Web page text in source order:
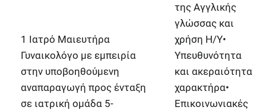
1 Ιατρό Μαιευτήρα
Γυναικολόγο με εμπειρία
στην υποβοηθούμενη
αναπαραγωγή προς ένταξη
σε ιατρική ομάδα 5-
της Αγγλικής
γλώσσας και
χρήση Η/Υ•
Υπευθυνότητα
και ακεραιότητα
χαρακτήρα•
Επικοινωνιακές